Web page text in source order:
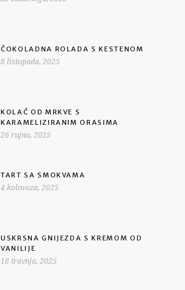
ČOKOLADNA ROLADA S KESTENOM
8 listopada, 2025
KOLAČ OD MRKVE S
KARAMELIZIRANIM ORASIMA
26 rujna, 2025
TART SA SMOKVAMA
4 kolovoza, 2025
USKRSNA GNIJEZDA S KREMOM OD
VANILIJE
18 travnja, 2025